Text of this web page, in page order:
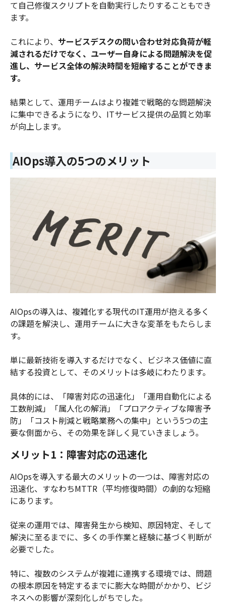
て自己修復スクリプトを自動実行したりすることもでき
ます。
これにより、 サービスデスクの問い合わせ対応負荷が軽
減されるだけでなく、ユーザー自身による問題解決を促
進し、サービス全体の解決時間を短縮することができま
す。
結果として、運用チームはより複雑で戦略的な問題解決
に集中できるようになり、ITサービス提供の品質と効率
が向上します。
AIOps導入の5つのメリット
AIOpsの導入は、複雑化する現代のIT運用が抱える多く
の課題を解決し、運用チームに大きな変革をもたらしま
す。
単に最新技術を導入するだけでなく、ビジネス価値に直
結する投資として、そのメリットは多岐にわたります。
具体的には、「障害対応の迅速化」「運用自動化による
工数削減」「属人化の解消」「プロアクティブな障害予
防」「コスト削減と戦略業務への集中」という5つの主
要な側面から、その効果を詳しく見ていきましょう。
メリット1：障害対応の迅速化
AIOpsを導入する最大のメリットの一つは、障害対応の
迅速化、すなわちMTTR（平均修復時間）の劇的な短縮
にあります。
従来の運用では、障害発生から検知、原因特定、そして
解決に至るまでに、多くの手作業と経験に基づく判断が
必要でした。
特に、複数のシステムが複雑に連携する環境では、問題
の根本原因を特定するまでに膨大な時間がかかり、ビジ
ネスへの影響が深刻化しがちでした。